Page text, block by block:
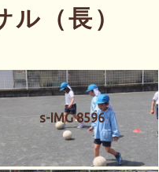
（長）
s-IMG 8596